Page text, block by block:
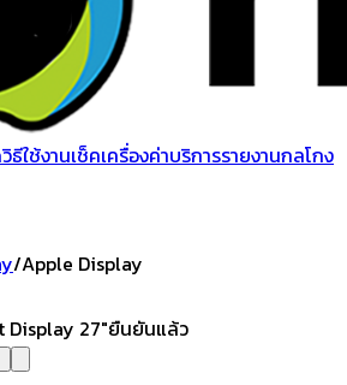
วิธีใช้งานเช็คเครื่องค่าบริการรายงานกลโกง
/Apple Display
ยืนยันแล้ว